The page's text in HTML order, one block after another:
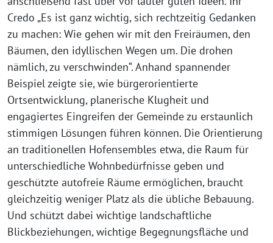
Credo „Es ist ganz wichtig, sich rechtzeitig Gedanken
zu machen: Wie gehen wir mit den Freiräumen, den
Bäumen, den idyllischen Wegen um. Die drohen
nämlich, zu verschwinden“. Anhand spannender
Beispiel zeigte sie, wie bürgerorientierte
Ortsentwicklung, planerische Klugheit und
engagiertes Eingreifen der Gemeinde zu erstaunlich
stimmigen Lösungen führen können. Die Orientierung
an traditionellen Hofensembles etwa, die Raum für
unterschiedliche Wohnbedürfnisse geben und
geschützte autofreie Räume ermöglichen, braucht
gleichzeitig weniger Platz als die übliche Bebauung.
Und schützt dabei wichtige landschaftliche
Blickbeziehungen, wichtige Begegnungsfläche und